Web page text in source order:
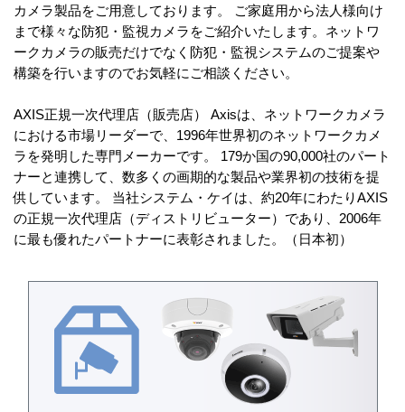
ORIENT BRAINS（光学ズーム）
ORIENT BRAINS（オートフォーカス）
カメラ製品をご用意しております。 ご家庭用から法人様向け
まで様々な防犯・監視カメラをご紹介いたします。ネットワ
ークカメラの販売だけでなく防犯・監視システムのご提案や
構築を行いますのでお気軽にご相談ください。
AXIS正規一次代理店（販売店） Axisは、ネットワークカメラ
における市場リーダーで、1996年世界初のネットワークカメ
ラを発明した専門メーカーです。 179か国の90,000社のパート
ナーと連携して、数多くの画期的な製品や業界初の技術を提
供しています。 当社システム・ケイは、約20年にわたりAXIS
の正規一次代理店（ディストリビューター）であり、2006年
に最も優れたパートナーに表彰されました。（日本初）